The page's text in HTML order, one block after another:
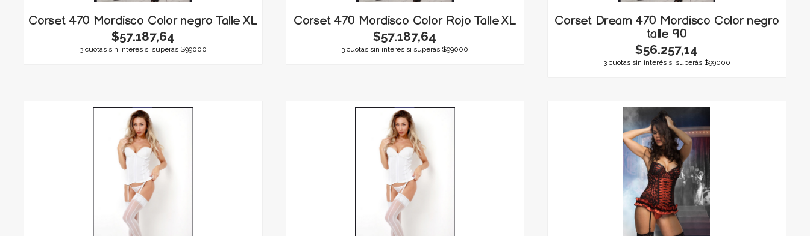
Corset 470 Mordisco Color negro Talle XL
$57.187,64
3 cuotas sin interés si superás $99000
Corset 470 Mordisco Color Rojo Talle XL
$57.187,64
3 cuotas sin interés si superás $99000
Corset Dream 470 Mordisco Color negro
talle 90
$56.257,14
3 cuotas sin interés si superás $99000